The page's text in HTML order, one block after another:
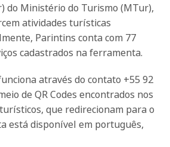
do Ministério do Turismo (MTur),
atividades turísticas
Parintins conta com 77
cadastrados na ferramenta.
através do contato +55 92
de QR Codes encontrados nos
que redirecionam para o
está disponível em português,